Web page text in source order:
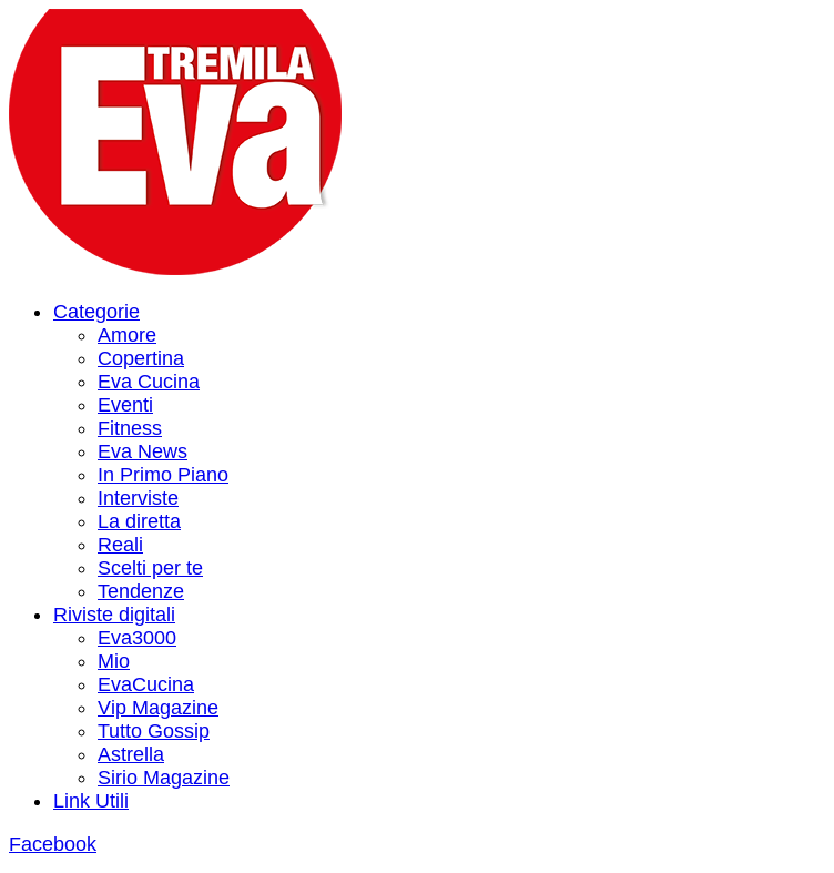
Categorie
Amore
Copertina
Eva Cucina
Eventi
Fitness
Eva News
In Primo Piano
Interviste
La diretta
Reali
Scelti per te
Tendenze
Riviste digitali
Eva3000
Mio
EvaCucina
Vip Magazine
Tutto Gossip
Astrella
Sirio Magazine
Link Utili
Facebook